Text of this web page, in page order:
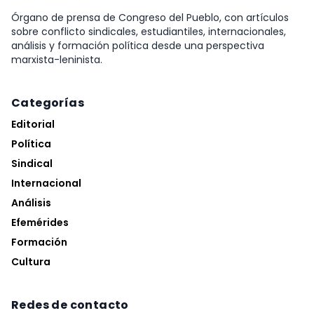
Órgano de prensa de Congreso del Pueblo, con artículos
sobre conflicto sindicales, estudiantiles, internacionales,
análisis y formación política desde una perspectiva
marxista-leninista.
Categorías
Editorial
Política
Sindical
Internacional
Análisis
Efemérides
Formación
Cultura
Redes de contacto